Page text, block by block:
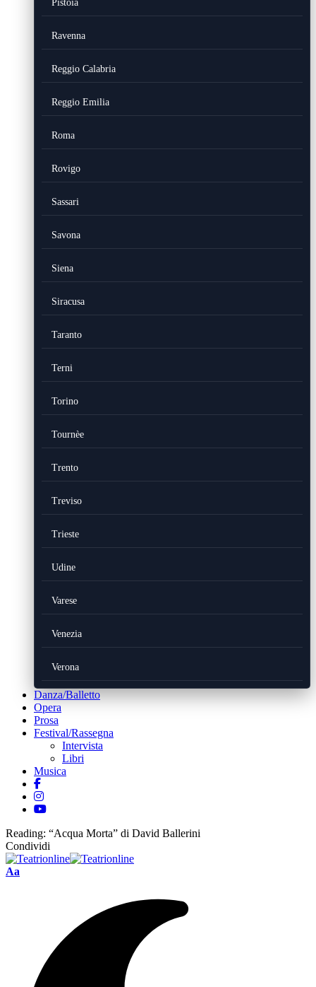
Pistoia
Ravenna
Reggio Calabria
Reggio Emilia
Roma
Rovigo
Sassari
Savona
Siena
Siracusa
Taranto
Terni
Torino
Tournèe
Trento
Treviso
Trieste
Udine
Varese
Venezia
Verona
Danza/Balletto
Opera
Prosa
Festival/Rassegna
Intervista
Libri
Musica
Reading: “Acqua Morta” di David Ballerini
Condividi
Font
Aa